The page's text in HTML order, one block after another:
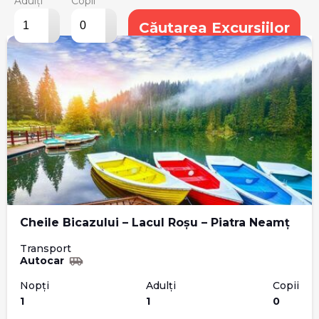
▾
▾
Căutarea Excursiilor
Cheile Bicazului – Lacul Roșu – Piatra Neamț
Transport
Autocar
Nopți
1
Adulți
1
Copii
0